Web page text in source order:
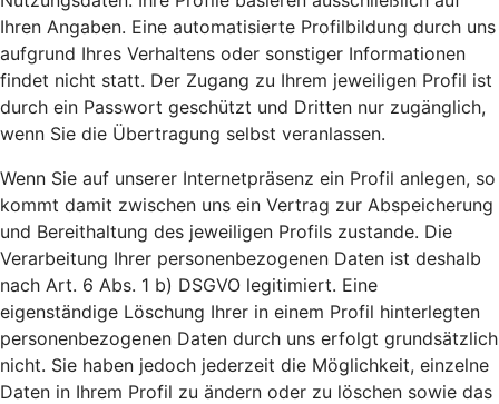
Ihren Angaben. Eine automatisierte Profilbildung durch uns
aufgrund Ihres Verhaltens oder sonstiger Informationen
findet nicht statt. Der Zugang zu Ihrem jeweiligen Profil ist
durch ein Passwort geschützt und Dritten nur zugänglich,
wenn Sie die Übertragung selbst veranlassen.
Wenn Sie auf unserer Internetpräsenz ein Profil anlegen, so
kommt damit zwischen uns ein Vertrag zur Abspeicherung
und Bereithaltung des jeweiligen Profils zustande. Die
Verarbeitung Ihrer personenbezogenen Daten ist deshalb
nach Art. 6 Abs. 1 b) DSGVO legitimiert. Eine
eigenständige Löschung Ihrer in einem Profil hinterlegten
personenbezogenen Daten durch uns erfolgt grundsätzlich
nicht. Sie haben jedoch jederzeit die Möglichkeit, einzelne
Daten in Ihrem Profil zu ändern oder zu löschen sowie das